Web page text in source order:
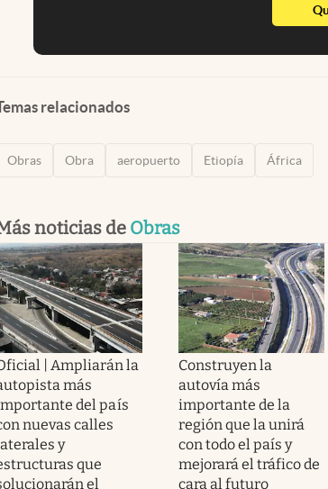
relacionados
Obras Obra aeropuerto Etiopía África
noticias de Obras
| Ampliarán la
más
del país
nuevas calles
y
que
el
Construyen la
autovía más
importante de la
región que la unirá
con todo el país y
mejorará el tráfico de
cara al futuro